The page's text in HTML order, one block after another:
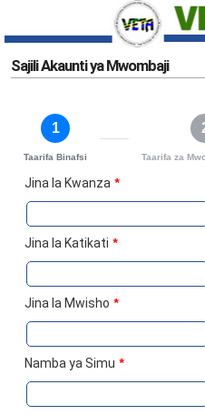
Sajili Akaunti ya Mwombaji
1
Taarifa Binafsi Taarifa za
Jina la Kwanza *
Jina la Katikati *
Jina la Mwisho *
Namba ya Simu *